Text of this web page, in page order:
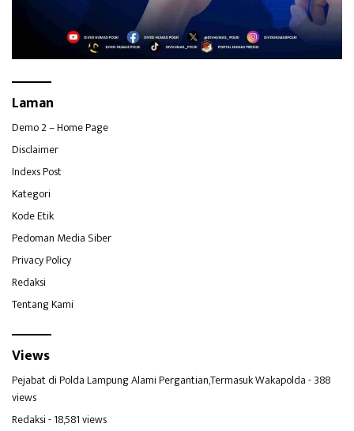
Laman
Demo 2 – Home Page
Disclaimer
Indexs Post
Kategori
Kode Etik
Pedoman Media Siber
Privacy Policy
Redaksi
Tentang Kami
Views
Pejabat di Polda Lampung Alami Pergantian,Termasuk Wakapolda- 388
views
Redaksi- 18,581 views